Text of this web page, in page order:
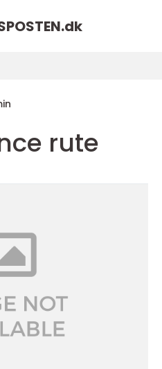
dk
rute